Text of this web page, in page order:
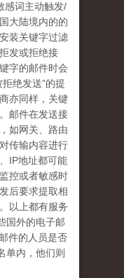
感词主动触发/
大陆境内的的
装关键字过滤
发或拒绝接
字的邮件时会
绝发送”的提
亦同样，关键
邮件在发送接
如网关、路由
传输内容进行
IP地址都可能
控或者敏感时
后要求提取相
以上都有服务
国外的电子邮
件的人员是否
单内，他们则